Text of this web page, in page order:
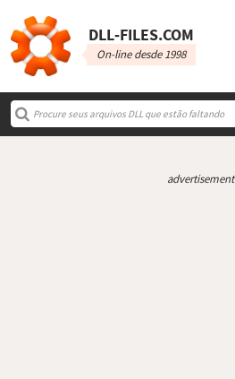
DLL‑FILES.COM
On-line desde 1998
advertisement